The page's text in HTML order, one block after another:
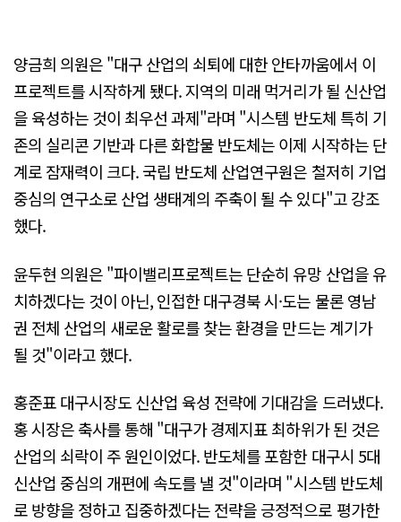
양금희 의원은 "대구 산업의 쇠퇴에 대한 안타까움에서 이
프로젝트를 시작하게 됐다. 지역의 미래 먹거리가 될 신산업
을 육성하는 것이 최우선 과제"라며 "시스템 반도체 특히 기
존의 실리콘 기반과 다른 화합물 반도체는 이제 시작하는 단
계로 잠재력이 크다. 국립 반도체 산업연구원은 철저히 기업
중심의 연구소로 산업 생태계의 주축이 될 수 있다"고 강조
했다.
윤두현 의원은 "파이밸리프로젝트는 단순히 유망 산업을 유
치하겠다는 것이 아닌, 인접한 대구경북 시·도는 물론 영남
권 전체 산업의 새로운 활로를 찾는 환경을 만드는 계기가
될 것"이라고 했다.
홍준표 대구시장도 신산업 육성 전략에 기대감을 드러냈다.
홍 시장은 축사를 통해 "대구가 경제지표 최하위가 된 것은
산업의 쇠락이 주 원인이었다. 반도체를 포함한 대구시 5대
신산업 중심의 개편에 속도를 낼 것"이라며 "시스템 반도체
로 방향을 정하고 집중하겠다는 전략을 긍정적으로 평가한